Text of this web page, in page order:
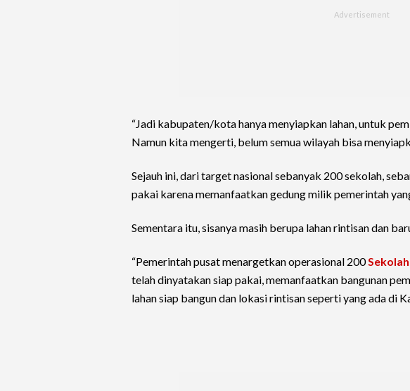
“Jadi kabupaten/kota hanya menyiapkan lahan, untuk
Namun kita mengerti, belum semua wilayah bisa
Sejauh ini, dari target nasional sebanyak 200 sekolah,
pakai karena memanfaatkan gedung milik pemerintah
Sementara itu, sisanya masih berupa lahan rintisan dan
“Pemerintah pusat menargetkan operasional 200
telah dinyatakan siap pakai, memanfaatkan bangunan
lahan siap bangun dan lokasi rintisan seperti yang ada di